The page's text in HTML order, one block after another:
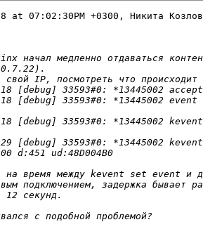
at 07:02:30PM +0300, Никита